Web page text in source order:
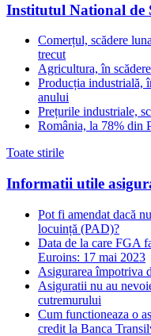
Institutul National de
Comerțul, scădere
trecut
Agricultura, în
Producția industrială,
anului
Prețurile industriale,
România, la 78% din
Toate stirile
Informatii utile
Pot fi amendat dacă
locuință (PAD)?
Data de la care FGA
Euroins: 17 mai 2023
Asigurarea împotriva
Asiguratii nu au
cutremurului
Cum functioneaza o
credit la Banca